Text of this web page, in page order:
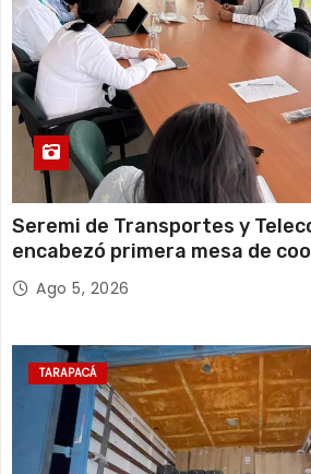
Seremi de Transportes y
encabezó primera mesa de
retiro de cables en desuso en
Ago 5, 2026
TARAPACÁ